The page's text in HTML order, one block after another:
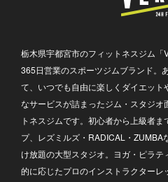
栃木県宇都宮市のフィットネスジム
365日営業のスポーツジムブランド。
て、いつでも自由に楽しくダイエット
なサービスが詰まったジム・スタジオ
トネスジムです。初心者から上級者
プ、レズミルズ・RADICAL・ZUMBA
け放題の大型スタジオ。ヨガ・ピラ
的に応じたプロのインストラクターレ